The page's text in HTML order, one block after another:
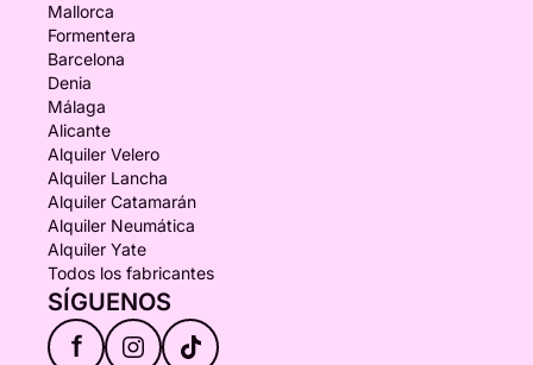
Mallorca
Formentera
Barcelona
Denia
Málaga
Alicante
Alquiler Velero
Alquiler Lancha
Alquiler Catamarán
Alquiler Neumática
Alquiler Yate
Todos los fabricantes
SÍGUENOS
f